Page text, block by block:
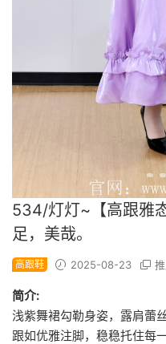
534/灯灯~【高跟雅
足，美哉。
高跟鞋 2025-08-23
简介:
浅紫舞裙勾勒身姿，露肩蕾
跟如优雅注脚，稳稳托住每